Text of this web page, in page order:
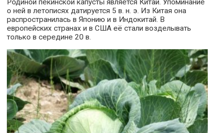
Родиной пекинской капусты является Китай. Упоминание
о ней в летописях датируется 5 в. н. э. Из Китая она
распространилась в Японию и в Индокитай. В
европейских странах и в США её стали возделывать
только в середине 20 в.